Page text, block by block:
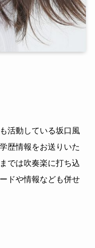
活動している坂口風
歴情報をお送りいた
では吹奏楽に打ち込
ドや情報なども併せ